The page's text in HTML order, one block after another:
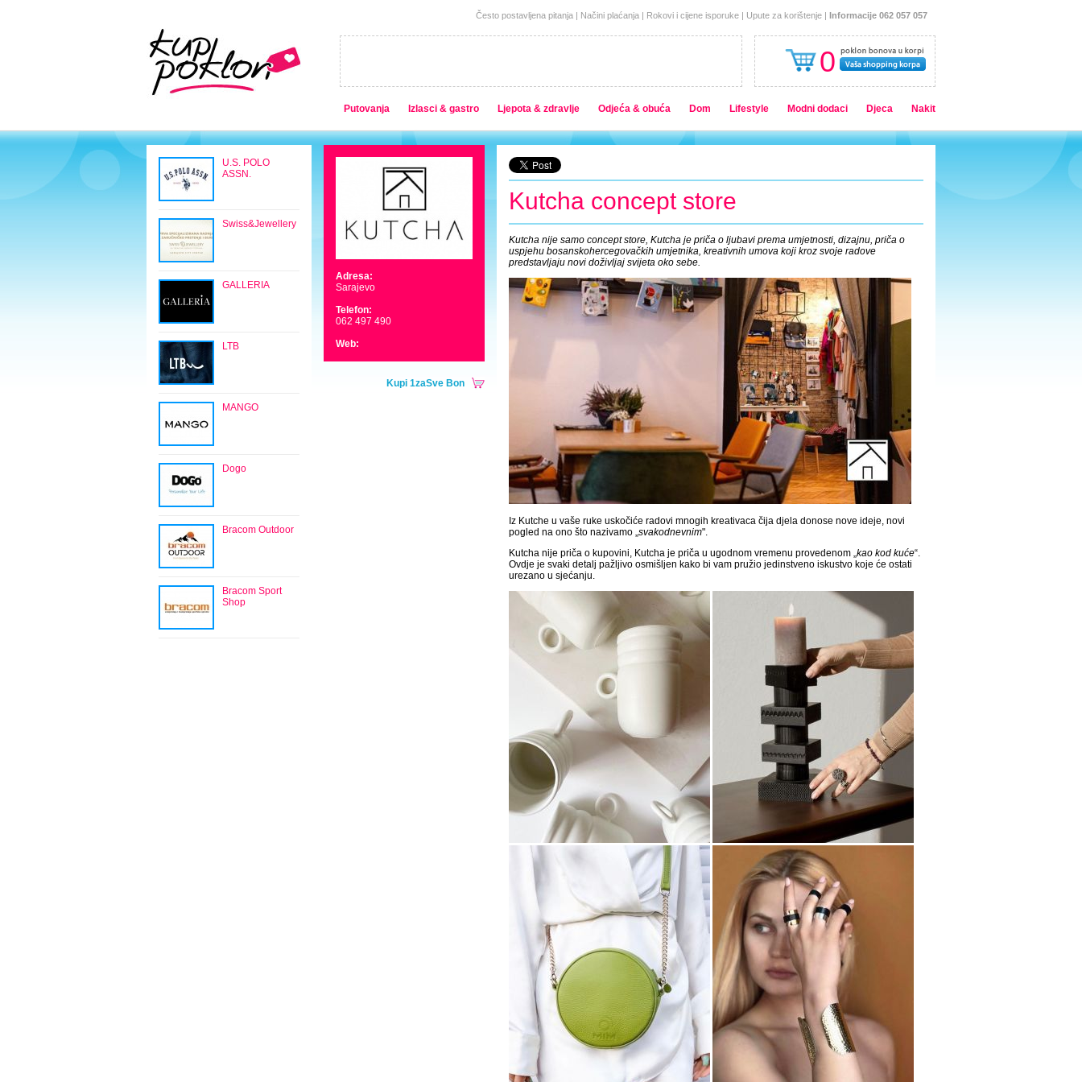
0
Često postavljena pitanja | Načini plaćanja | Rokovi i cijene isporuke | Upute za korištenje | Informacije 062 057 057
Putovanja Izlasci & gastro Ljepota & zdravlje Odjeća & obuća Dom Lifestyle Modni dodaci Djeca Nakit
U.S. POLO
ASSN.
Swiss&Jewellery
GALLERIA
LTB
MANGO
Dogo
Bracom Outdoor
Bracom Sport
Shop
Adresa:
Sarajevo
Telefon:
062 497 490
Web:
Kupi 1zaSve Bon
Kutcha concept store
Kutcha nije samo concept store, Kutcha je priča o ljubavi prema umjetnosti, dizajnu, priča o
uspjehu bosanskohercegovačkih umjetnika, kreativnih umova koji kroz svoje radove
predstavljaju novi doživljaj svijeta oko sebe.
Iz Kutche u vaše ruke uskočiće radovi mnogih kreativaca čija djela donose nove ideje, novi
pogled na ono što nazivamo „svakodnevnim".
Kutcha nije priča o kupovini, Kutcha je priča u ugodnom vremenu provedenom „kao kod kuće“.
Ovdje je svaki detalj pažljivo osmišljen kako bi vam pružio jedinstveno iskustvo koje će ostati
urezano u sjećanju.